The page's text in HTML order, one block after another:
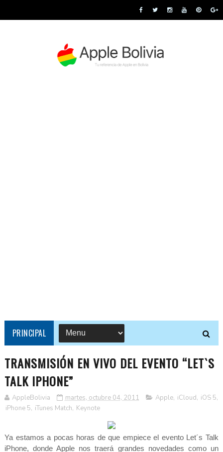
PRINCIPAL
TRANSMISIÓN EN VIVO DEL EVENTO “LET`S
TALK IPHONE”
AppleBolivia martes, octubre 04, 2011 Apple, iCloud, iOS 5,
iPhone 5, iTunes Match, Keynote
Ya estamos a pocas horas de que empiece el evento Let´s Talk
iPhone, donde Apple nos traerá grandes novedades como un